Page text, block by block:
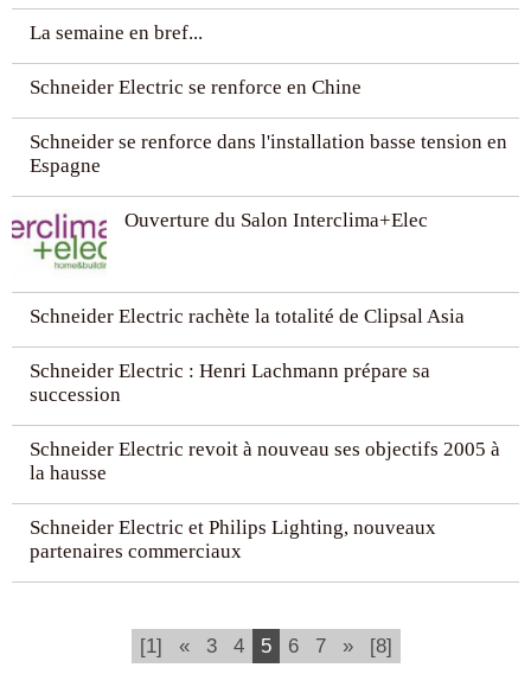
La semaine en bref...
Schneider Electric se renforce en Chine
Schneider se renforce dans l'installation basse tension en
Espagne
Ouverture du Salon Interclima+Elec
Schneider Electric rachète la totalité de Clipsal Asia
Schneider Electric : Henri Lachmann prépare sa
succession
Schneider Electric revoit à nouveau ses objectifs 2005 à
la hausse
Schneider Electric et Philips Lighting, nouveaux
partenaires commerciaux
[1] « 3 4 5(current)
6 7 » [8]